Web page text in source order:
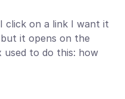
click on a link I want it
it opens on the
used to do this: how